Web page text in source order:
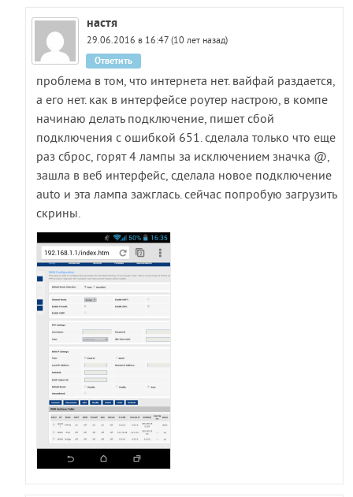
настя
29.06.2016 в 16:47 (10 лет назад)
проблема в том, что интернета нет. вайфай раздается,
а его нет. как в интерфейсе роутер настрою, в компе
начинаю делать подключение, пишет сбой
подключения с ошибкой 651. сделала только что еще
раз сброс, горят 4 лампы за исключением значка @,
зашла в веб интерфейс, сделала новое подключение
auto и эта лампа зажглась. сейчас попробую загрузить
скрины.
Ответить